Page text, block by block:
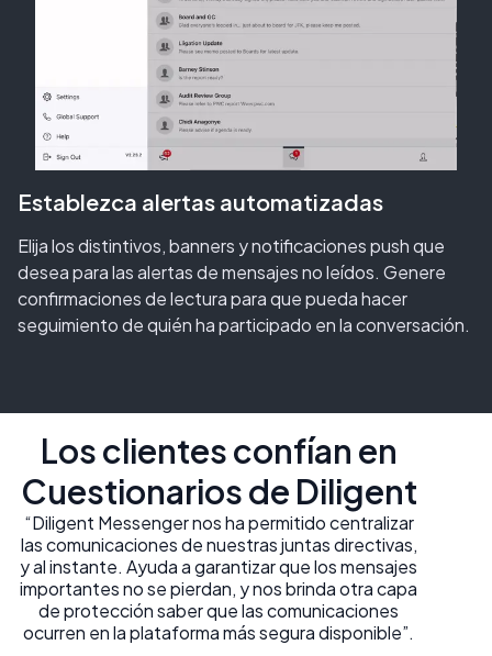
Establezca alertas automatizadas
Elija los distintivos, banners y notificaciones push que
desea para las alertas de mensajes no leídos. Genere
confirmaciones de lectura para que pueda hacer
seguimiento de quién ha participado en la conversación.
Los clientes confían en
Cuestionarios de Diligent
“Diligent Messenger nos ha permitido centralizar
las comunicaciones de nuestras juntas directivas,
y al instante. Ayuda a garantizar que los mensajes
importantes no se pierdan, y nos brinda otra capa
de protección saber que las comunicaciones
ocurren en la plataforma más segura disponible”.